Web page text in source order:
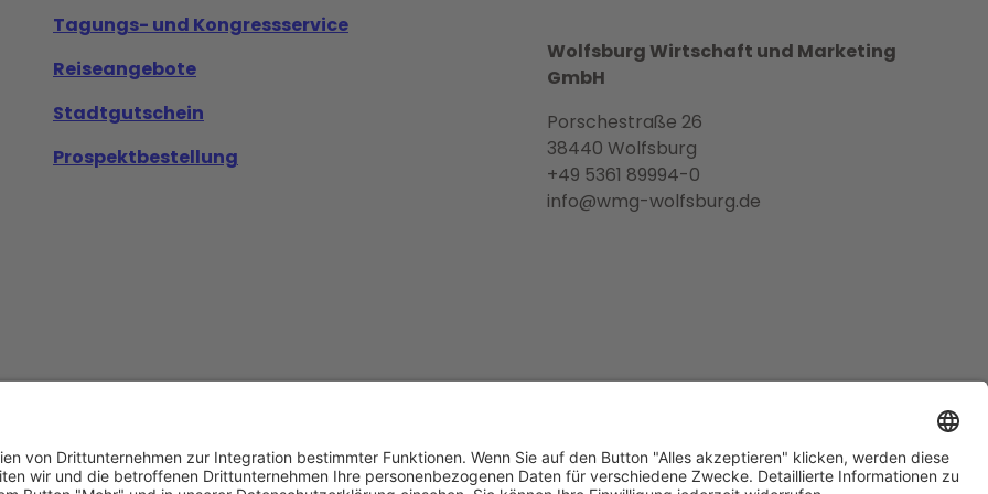
Tagungs- und Kongressservice
Reiseangebote
Stadtgutschein
Prospektbestellung
Wolfsburg Wirtschaft und Marketing
GmbH
Porschestraße 26
38440 Wolfsburg
+49 5361 89994-0
info@wmg-wolfsburg.de